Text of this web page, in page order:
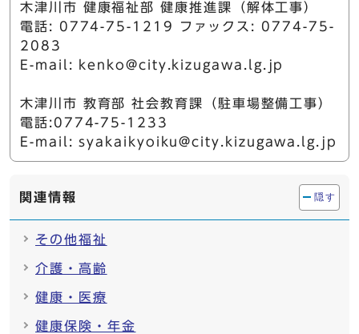
木津川市 健康福祉部 健康推進課（解体工事）
電話: 0774-75-1219 ファックス: 0774-75-
2083
E-mail:
kenko@city.kizugawa.lg.jp
木津川市 教育部 社会教育課（駐車場整備工事）
電話:0774-75-1233
E-mail:syakaikyoiku@city.kizugawa.lg.jp
関連情報 隠す
その他福祉
介護・高齢
健康・医療
健康保険・年金